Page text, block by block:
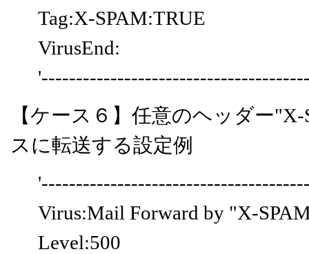
Tag:X-SPAM:TRUE
VirusEnd:
【ケース６】任意のヘッダー
スに転送する設定例
Virus:Mail Forward by "X-
Level:500